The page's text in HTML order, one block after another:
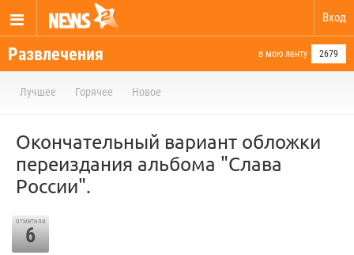
Вход
Развлечения в мою ленту 2679
Лучшее Горячее Новое
Окончательный вариант обложки
переиздания альбома "Слава
России".
отметили
6